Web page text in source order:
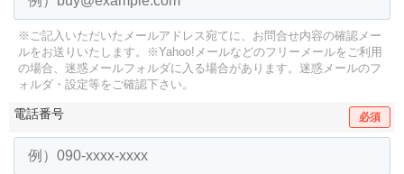
※ご記入いただいたメールアドレス宛てに、お問合せ内容の確認メー
ルをお送りいたします。
※Yahoo!メールなどのフリーメールをご利用
の場合、迷惑メールフォルダに入る場合があります。 迷惑メールのフ
ォルダ・設定等をご確認下さい。
電話番号 必須